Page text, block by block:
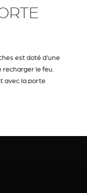
est doté d'une
le feu.
avec la porte